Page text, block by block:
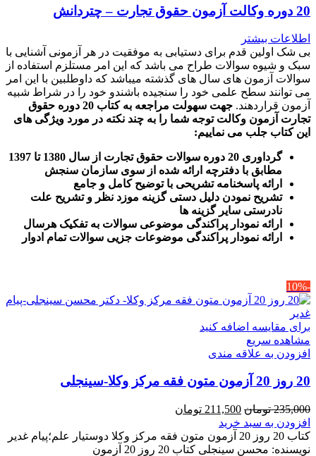
20 دوره وکالت آزمون حقوق تجارت – چتردانش
اطلاعات بیشتر
بی شک اولین قدم برای دستیابی به موفقیت در هر آزمونی آشنایی با
سبک و شیوه سوالات طراح می باشد که این امر مستلزم استفاده از
سوالات آزمون های سال های گذشته میباشد که داوطلبین با این امر
می توانند سطح علمی خود را سنجیده باشندو خود را در شراط شبیه
آزمون قراردهند.
جهت سهولت مراجعه به کتاب 20 دوره حقوق
تجارت آزمون وکالت توجه شما را به چند نکته در مورد ویژگی های
این کتاب جلب می نماییم:
گرداوری 20 دوره سوالات حقوق تجارت از سال 1380 تا 1397
مطابق با دفترچه ارائه شده از سوی سازمان سنجش
ارائه پاسخنامه تشریحی با توضیح کامل و جامع
تشریح نمودن دلیل دستی گزینه موزد نظر و تشریح علت
نادرستی سایر گزینه ها
ارائه نمودار پراکندگی موضوعی سوالات به تفکیک هرسال
رائه نمودار پراکندگی موضوعات جزیی سوالات تمام ادوار
-10%
برای مقایسه اضافه کنید
مشاهده سریع
افزودن به علاقه مندی
20 روز 20 آزمون متون فقه مرکز وکلا-سینجلی
235,000 تومان قیمت
اصلی
235,000 تومان
بود.
211,500 تومان
211,500 تومان
است.
افزودن به سبد خرید
کتاب 20 روز 20 آزمون متون فقه مرکز وکلا دوستیار علم؛پیام غدیر
نویسنده: محسن سینجلی کتاب 20 روز 20 آزمون